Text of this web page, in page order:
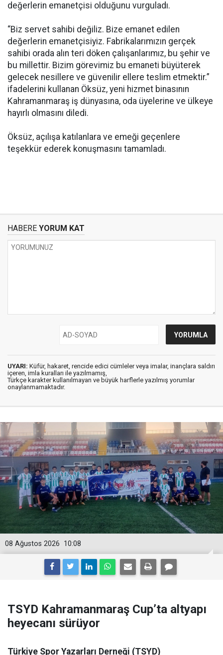
değerlerin emanetçisi olduğunu vurguladı.
“Biz servet sahibi değiliz. Bize emanet edilen
değerlerin emanetçisiyiz. Fabrikalarımızın gerçek
sahibi orada alın teri döken çalışanlarımız, bu şehir ve
bu millettir. Bizim görevimiz bu emaneti büyüterek
gelecek nesillere ve güvenilir ellere teslim etmektir.”
ifadelerini kullanan Öksüz, yeni hizmet binasının
Kahramanmaraş iş dünyasına, oda üyelerine ve ülkeye
hayırlı olmasını diledi.
Öksüz, açılışa katılanlara ve emeği geçenlere
teşekkür ederek konuşmasını tamamladı.
HABERE YORUM KAT
UYARI: Küfür, hakaret, rencide edici cümleler veya imalar, inançlara saldırı
içeren, imla kuralları ile yazılmamış,
Türkçe karakter kullanılmayan ve büyük harflerle yazılmış yorumlar
onaylanmamaktadır.
10:08
08 Ağustos 2026
TSYD Kahramanmaraş Cup’ta altyapı
heyecanı sürüyor
Türkiye Spor Yazarları Derneği (TSYD)